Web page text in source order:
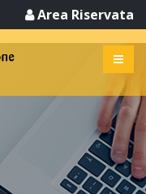
Area Riservata